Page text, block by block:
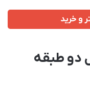
و خرید
دو طبقه